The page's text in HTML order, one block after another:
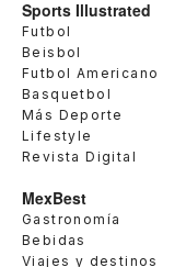
Sports Illustrated
Futbol
Beisbol
Futbol Americano
Basquetbol
Más Deporte
Lifestyle
Revista Digital
MexBest
Gastronomía
Bebidas
Viajes y destinos